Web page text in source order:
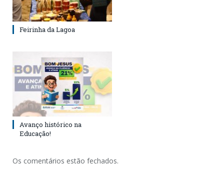
Feirinha da Lagoa
Avanço histórico na
Educação!
Os comentários estão fechados.